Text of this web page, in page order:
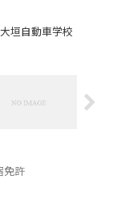
垣自動車学校
免許